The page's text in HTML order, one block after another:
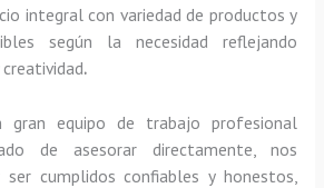
integral con variedad de productos y
según la necesidad reflejando
.
gran equipo de trabajo profesional
de asesorar directamente, nos
cumplidos confiables y honestos,